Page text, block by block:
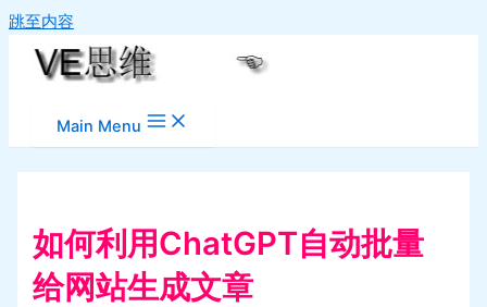
跳至内容
Main Menu
如何利用ChatGPT自动批量
给网站生成文章